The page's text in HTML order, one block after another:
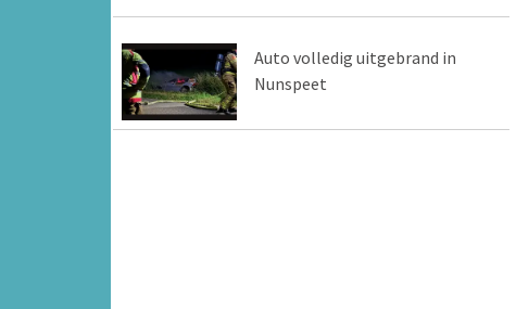
Auto volledig uitgebrand in
Nunspeet